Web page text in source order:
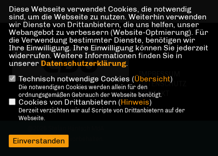
IMPRESSUM
DATENSCHUTZ
KONTAKT
Alle Rechte vorbehalten.
Diese Webseite verwendet Cookies, die notwendig
sind, um die Webseite zu nutzen. Weiterhin verwenden
wir Dienste von Drittanbietern, die uns helfen, unser
Webangebot zu verbessern (Website-Optmierung). Für
die Verwendung bestimmter Dienste, benötigen wir
Ihre Einwilligung. Ihre Einwilligung können Sie jederzeit
widerrufen. Weitere Informationen finden Sie in
unserer Datenschutzerklärung.
Technisch notwendige Cookies (Übersicht)
Die notwendigen Cookies werden allein für den
ordnungsgemäßen Gebrauch der Webseite benötigt.
Cookies von Drittanbietern (Hinweis)
Derzeit verzichten wir auf Scripte von Drittanbietern auf der
Webseite.
Einverstanden